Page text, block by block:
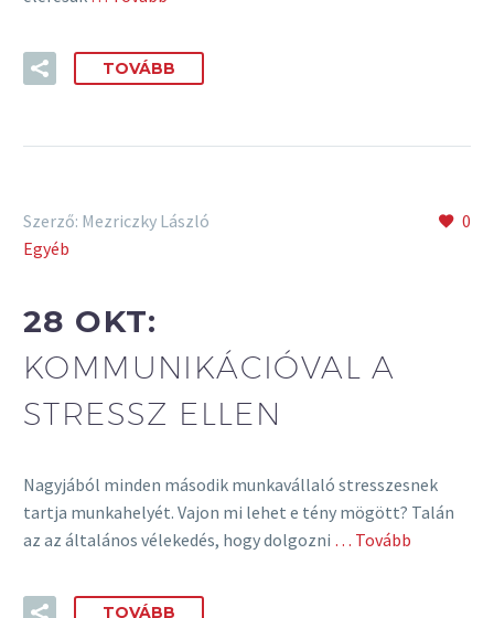
TOVÁBB
0
Szerző: Mezriczky László
Egyéb
28 OKT:
KOMMUNIKÁCIÓVAL A
STRESSZ ELLEN
Nagyjából minden második munkavállaló stresszesnek
tartja munkahelyét. Vajon mi lehet e tény mögött? Talán
az az általános vélekedés, hogy dolgozni … Tovább
TOVÁBB